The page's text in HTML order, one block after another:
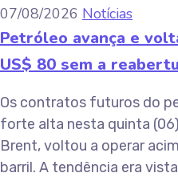
07/08/2026 Notícias
Petróleo avança e
US$ 80 sem a
Os contratos futuros do
forte alta nesta quinta
Brent, voltou a operar
barril. A tendência era